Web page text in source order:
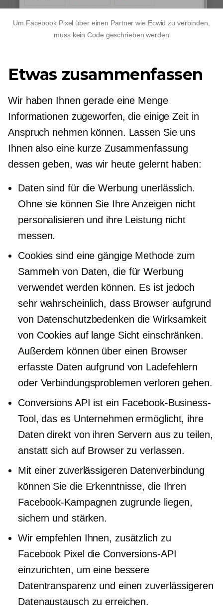
Um Facebook Pixel über einen Partner wie Ecwid zu verbinden,
muss kein Code geschrieben werden
Etwas zusammenfassen
Wir haben Ihnen gerade eine Menge
Informationen zugeworfen, die einige Zeit in
Anspruch nehmen können. Lassen Sie uns
Ihnen also eine kurze Zusammenfassung
dessen geben, was wir heute gelernt haben:
Daten sind für die Werbung unerlässlich.
Ohne sie können Sie Ihre Anzeigen nicht
personalisieren und ihre Leistung nicht
messen.
Cookies sind eine gängige Methode zum
Sammeln von Daten, die für Werbung
verwendet werden können. Es ist jedoch
sehr wahrscheinlich, dass Browser aufgrund
von Datenschutzbedenken die Wirksamkeit
von Cookies auf lange Sicht einschränken.
Außerdem können über einen Browser
erfasste Daten aufgrund von Ladefehlern
oder Verbindungsproblemen verloren gehen.
Conversions API ist ein Facebook-Business-
Tool, das es Unternehmen ermöglicht, ihre
Daten direkt von ihren Servern aus zu teilen,
anstatt sich auf Browser zu verlassen.
Mit einer zuverlässigeren Datenverbindung
können Sie die Erkenntnisse, die Ihren
Facebook-Kampagnen zugrunde liegen,
sichern und stärken.
Wir empfehlen Ihnen, zusätzlich zu
Facebook Pixel die Conversions-API
einzurichten, um eine bessere
Datentransparenz und einen zuverlässigeren
Datenaustausch zu erreichen.